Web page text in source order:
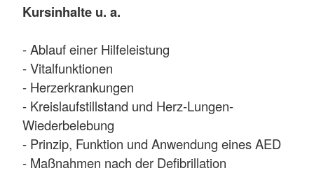
Kursinhalte u. a.
- Ablauf einer Hilfeleistung
- Vitalfunktionen
- Herzerkrankungen
- Kreislaufstillstand und Herz-Lungen-
Wiederbelebung
- Prinzip, Funktion und Anwendung eines AED
- Maßnahmen nach der Defibrillation